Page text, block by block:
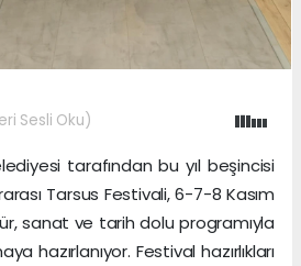
Sesli Oku)
tarafından bu yıl beşincisi
Tarsus Festivali, 6-7-8 Kasım
sanat ve tarih dolu programıyla
hazırlanıyor. Festival hazırlıkları